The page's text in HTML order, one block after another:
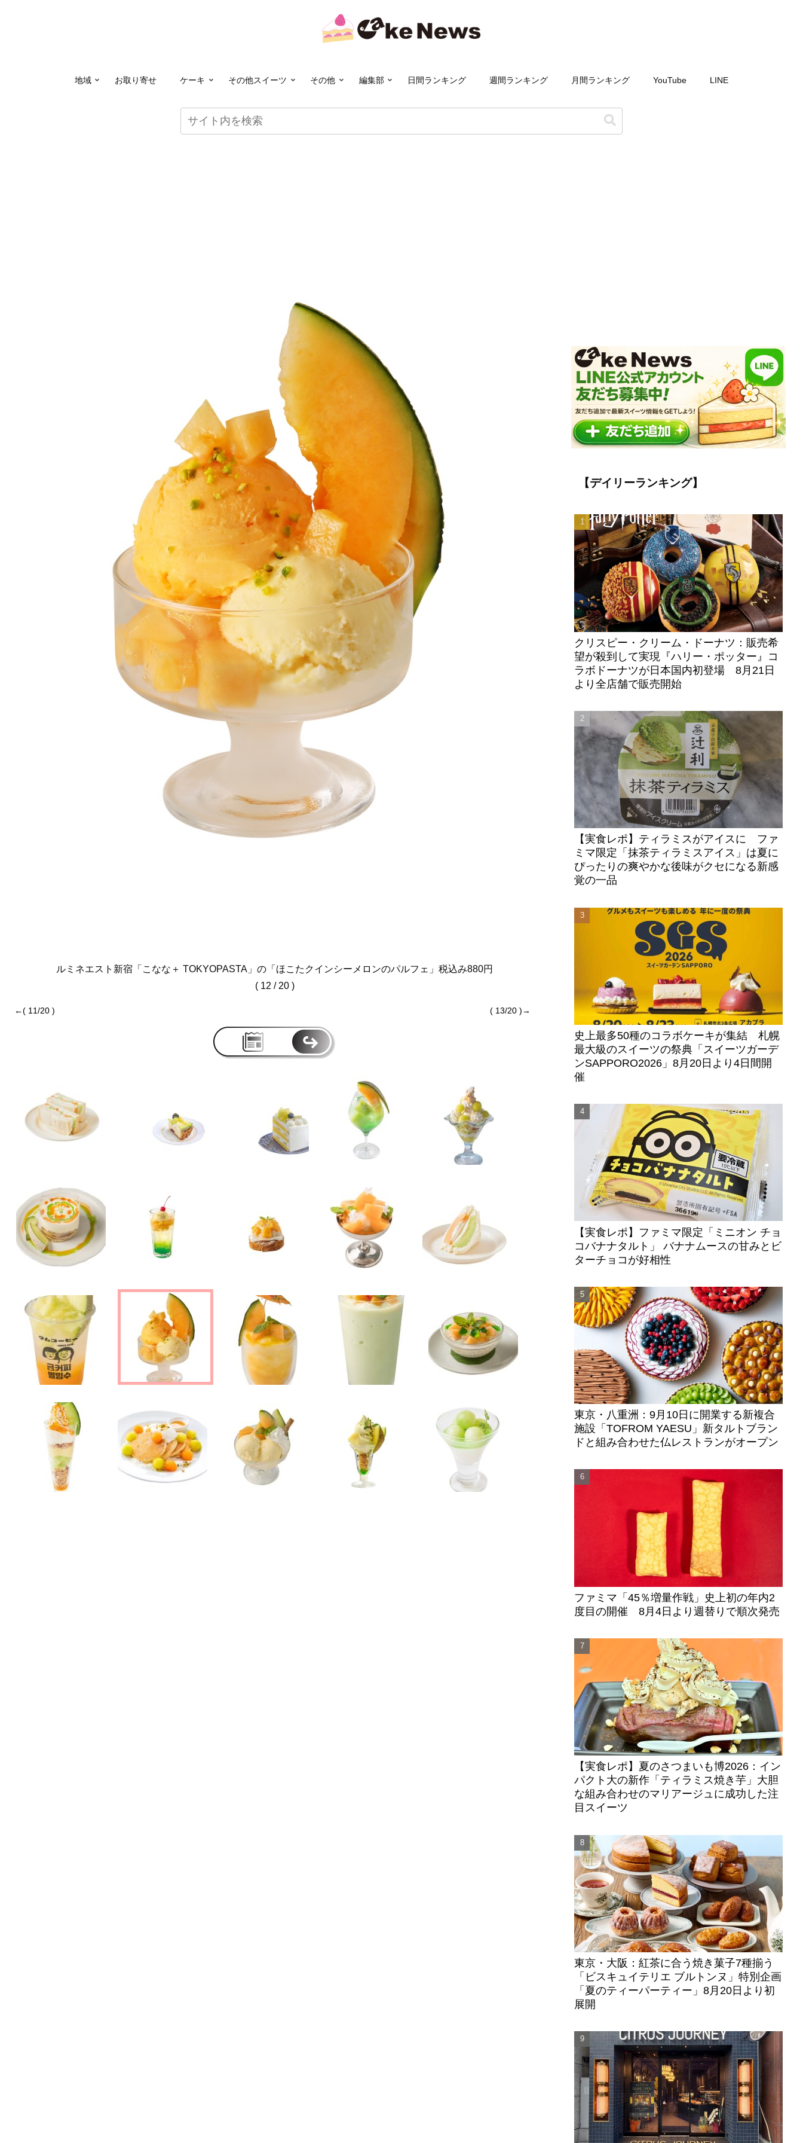
地域 お取り寄せ ケーキ その他スイーツ その他 編集部 日間ランキング 週間ランキング 月間ランキング YouTube LINE
ルミネエスト新宿「こなな＋ TOKYOPASTA」の「ほこたクインシーメロンのパルフェ」税込み880円
( 12 / 20 )
←( 11/20 ) ( 13/20 )→
【デイリーランキング】
クリスピー・クリーム・ドーナツ：販売希
望が殺到して実現『ハリー・ポッター』コ
ラボドーナツが日本国内初登場 8月21日
より全店舗で販売開始
【実食レポ】ティラミスがアイスに ファ
ミマ限定「抹茶ティラミスアイス」は夏に
ぴったりの爽やかな後味がクセになる新感
覚の一品
史上最多50種のコラボケーキが集結 札幌
最大級のスイーツの祭典「スイーツガーデ
ンSAPPORO2026」8月20日より4日間開
催
【実食レポ】ファミマ限定「ミニオン チョ
コバナナタルト」 バナナムースの甘みとビ
ターチョコが好相性
東京・八重洲：9月10日に開業する新複合
施設「TOFROM YAESU」新タルトブラン
ドと組み合わせた仏レストランがオープン
ファミマ「45％増量作戦」史上初の年内2
度目の開催 8月4日より週替りで順次発売
【実食レポ】夏のさつまいも博2026：イン
パクト大の新作「ティラミス焼き芋」大胆
な組み合わせのマリアージュに成功した注
目スイーツ
東京・大阪：紅茶に合う焼き菓子7種揃う
「ビスキュイテリエ ブルトンヌ」特別企画
「夏のティーパーティー」8月20日より初
展開